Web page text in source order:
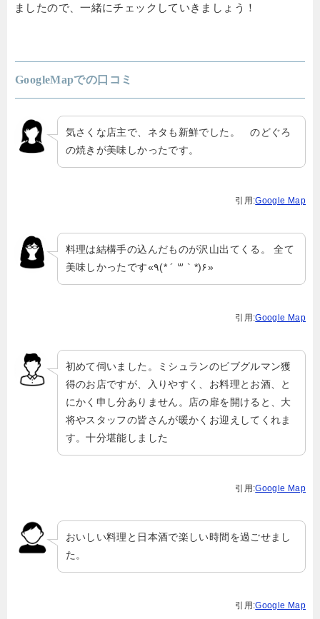
ましたので、一緒にチェックしていきましょう！
GoogleMapでの口コミ
気さくな店主で、ネタも新鮮でした。 のどぐろ
の焼きが美味しかったです。
引用:Google Map
料理は結構手の込んだものが沢山出てくる。 全て
美味しかったです«٩(* ´ ꒳ ` *)۶»
引用:Google Map
初めて伺いました。ミシュランのビブグルマン獲
得のお店ですが、入りやすく、お料理とお酒、と
にかく申し分ありません。店の扉を開けると、大
将やスタッフの皆さんが暖かくお迎えしてくれま
す。十分堪能しました
引用:Google Map
おいしい料理と日本酒で楽しい時間を過ごせまし
た。
引用:Google Map